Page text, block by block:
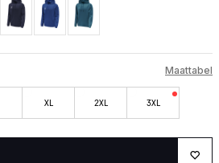
Maattabel
XL 2XL 3XL